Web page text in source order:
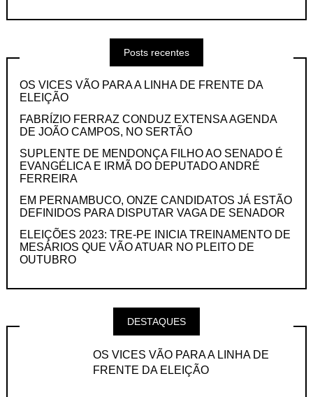
Posts recentes
OS VICES VÃO PARA A LINHA DE FRENTE DA
ELEIÇÃO
FABRÍZIO FERRAZ CONDUZ EXTENSA AGENDA
DE JOÃO CAMPOS, NO SERTÃO
SUPLENTE DE MENDONÇA FILHO AO SENADO É
EVANGÉLICA E IRMÃ DO DEPUTADO ANDRÉ
FERREIRA
EM PERNAMBUCO, ONZE CANDIDATOS JÁ ESTÃO
DEFINIDOS PARA DISPUTAR VAGA DE SENADOR
ELEIÇÕES 2023: TRE-PE INICIA TREINAMENTO DE
MESÁRIOS QUE VÃO ATUAR NO PLEITO DE
OUTUBRO
DESTAQUES
OS VICES VÃO PARA A LINHA DE
FRENTE DA ELEIÇÃO